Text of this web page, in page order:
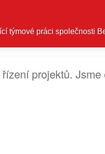
týmové práci společnosti
projektů. Jsme